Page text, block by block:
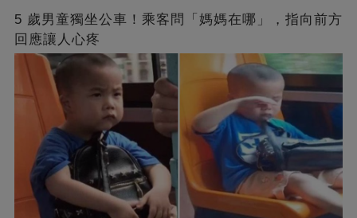
5 歲男童獨坐公車！乘客問「媽媽在哪」，指向前方
回應讓人心疼